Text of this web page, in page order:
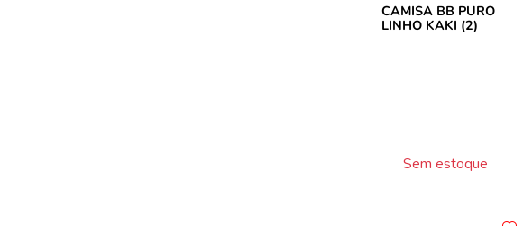
CAMISA BB PURO
LINHO KAKI (2)
Sem estoque